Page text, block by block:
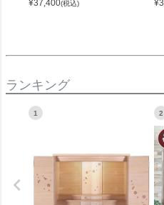
¥37,400(税込) ¥
ランキング
1 2